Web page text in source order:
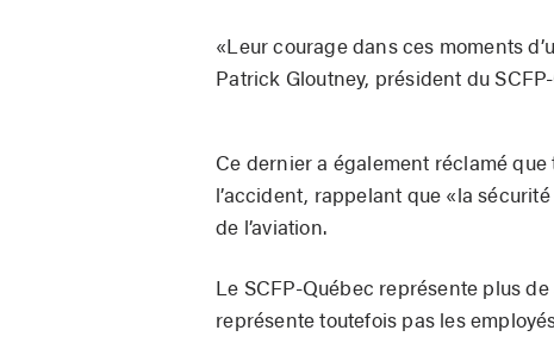
«Leur courage dans ces moments
Patrick Gloutney, président du
Ce dernier a également réclamé
l’accident, rappelant que «la
de l’aviation.
Le SCFP-Québec représente plus
représente toutefois pas les